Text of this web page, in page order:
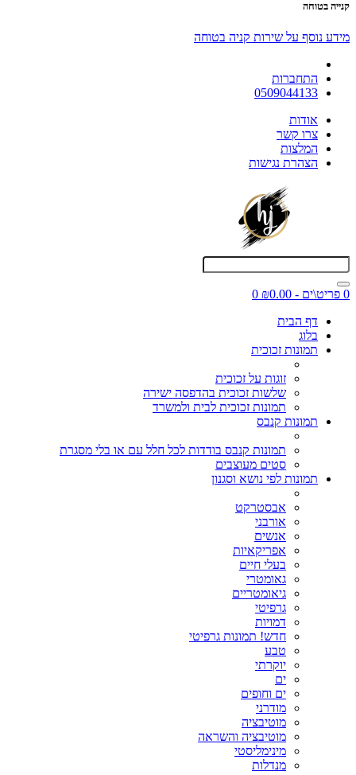
קנייה בטוחה
מידע נוסף על שירות קניה בטוחה
התחברות
0509044133
אודות
צרו קשר
המלצות
הצהרת נגישות
0 פריט\ים - ₪0.00
0
דף הבית
בלוג
תמונות זכוכית
זוגות על זכוכית
שלשות זכוכית בהדפסה ישירה
תמונות זכוכית לבית ולמשרד
תמונות קנבס
תמונות קנבס בודדות לכל חלל עם או בלי מסגרת
סטים מעוצבים
תמונות לפי נושא וסגנון
אבסטרקט
אורבני
אנשים
אפריקאיות
בעלי חיים
גאומטרי
גיאומטריים
גרפיטי
דמויות
חדש! תמונות גרפיטי
טבע
יוקרתי
ים
ים וחופים
מודרני
מוטיבציה
מוטיבציה והשראה
מינימליסטי
מנדלות